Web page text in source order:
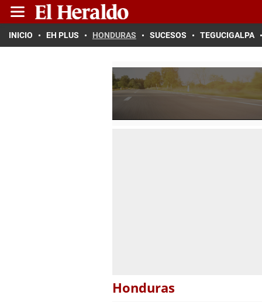
INICIO EH PLUS HONDURAS SUCESOS TEGUCIGALPA
Honduras